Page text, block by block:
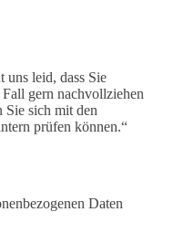
uns leid, dass Sie
gern nachvollziehen
Sie sich mit den
prüfen können.“
Daten